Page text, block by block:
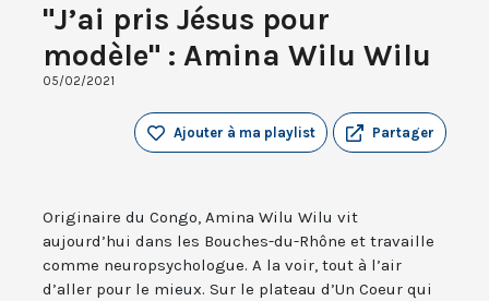
"J’ai pris Jésus pour
modèle" : Amina Wilu Wilu
05/02/2021
Partager
Ajouter à ma playlist
Originaire du Congo, Amina Wilu Wilu vit
aujourd’hui dans les Bouches-du-Rhône et travaille
comme neuropsychologue. A la voir, tout à l’air
d’aller pour le mieux. Sur le plateau d’Un Coeur qui